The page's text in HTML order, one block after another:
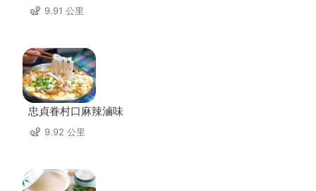
9.91 公里
忠貞眷村口麻辣滷味
9.92 公里